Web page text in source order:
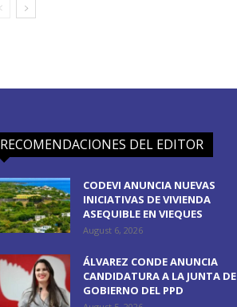
RECOMENDACIONES DEL EDITOR
CODEVI ANUNCIA NUEVAS
INICIATIVAS DE VIVIENDA
ASEQUIBLE EN VIEQUES
August 6, 2026
ÁLVAREZ CONDE ANUNCIA
CANDIDATURA A LA JUNTA DE
GOBIERNO DEL PPD